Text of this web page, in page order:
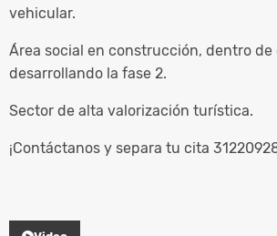
vehicular.
Área social en construcción, dentro
desarrollando la fase 2.
Sector de alta valorización turística.
¡Contáctanos y separa tu cita